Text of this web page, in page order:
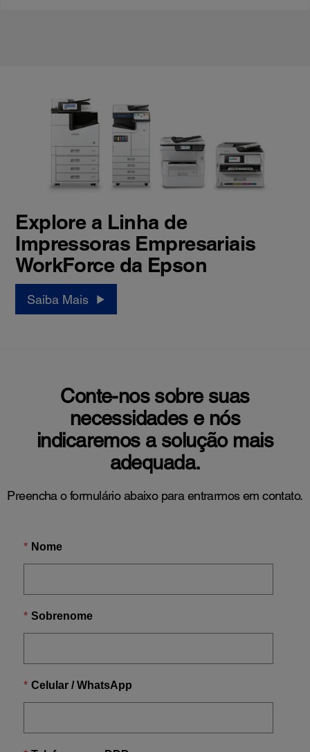
Explore a Linha de
Impressoras Empresariais
WorkForce da Epson
Saiba Mais
Conte-nos sobre suas
necessidades e nós
indicaremos a solução mais
adequada.
Preencha o formulário abaixo para entrarmos em contato.